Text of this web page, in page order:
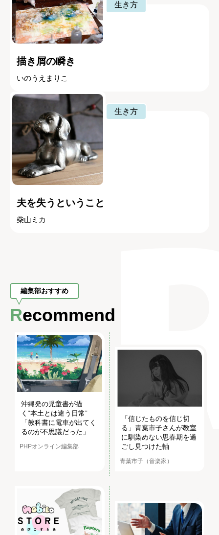
生き方
描き屑の瞬き
いのうえまりこ
生き方
夫を失うということ
柴山ミカ
編集部おすすめ
Recommend
沖縄発の児童書が描
く“本土とは違う日常”
「教科書に電車が出てく
るのが不思議だった」
PHPオンライン編集部
「信じたものを信じ切
る」青葉市子さんが教室
に馴染めない思春期を過
ごし見つけた軸
青葉市子（音楽家）